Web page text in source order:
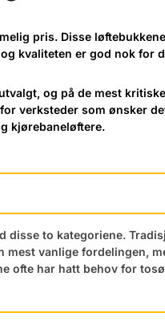
pris. Disse
kvaliteten er god nok for
og på de mest
verksteder som ønsker
kjørebaneløftere.
disse to kategoriene.
vanlige fordelingen,
ofte har hatt behov for